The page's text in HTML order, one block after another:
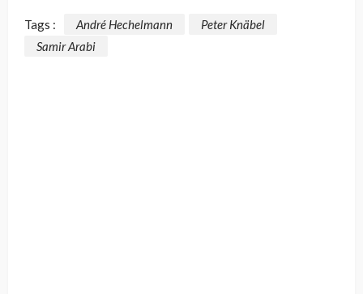
Tags : André Hechelmann
Peter Knäbel
Samir Arabi